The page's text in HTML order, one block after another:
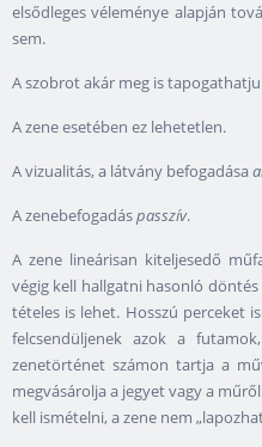
elsődleges véleménye alapján
sem.
A szobrot akár meg is
A zene esetében ez lehetetlen.
A vizualitás, a látvány befogadása
A zenebefogadáspasszív.
A zene lineárisan kiteljesedő
végig kell hallgatni hasonló
tételes is lehet. Hosszú perceket
felcsendüljenek azok a
zenetörténet számon tartja a
megvásárolja a jegyet vagy a
kell ismételni, a zene nem